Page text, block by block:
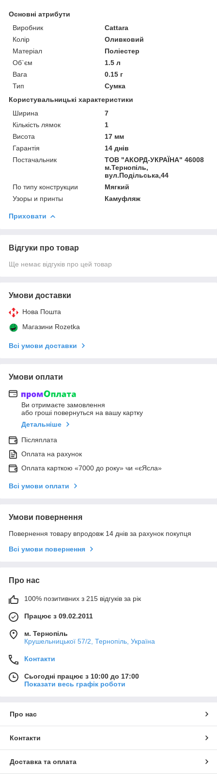
Основні атрибути
Виробник
Cattara
Колір
Оливковий
Матеріал
Поліестер
Об`єм
1.5 л
Вага
0.15 г
Тип
Сумка
Користувальницькі характеристики
Ширина
7
Кількість лямок
1
Висота
17 мм
Гарантія
14 днів
Постачальник
ТОВ "АКОРД-УКРАЇНА" 46008
м.Тернопіль,
вул.Подільська,44
По типу конструкции
Мягкий
Узоры и принты
Камуфляж
Приховати
Відгуки про товар
Ще немає відгуків про цей товар
Умови доставки
Нова Пошта
Магазини Rozetka
Всі умови доставки
Умови оплати
Ви отримаєте замовлення
або гроші повернуться на вашу картку
Детальніше
Післяплата
Оплата на рахунок
Оплата карткою «7000 до року» чи «єЯсла»
Всі умови оплати
Умови повернення
Повернення товару впродовж 14 днів за рахунок покупця
Всі умови повернення
Про нас
100% позитивних з 215 відгуків за рік
Працює з 09.02.2011
м. Тернопіль
Крушельницької 57/2, Тернопіль, Україна
Контакти
Сьогодні працює з 10:00 до 17:00
Показати весь графік роботи
Про нас
Контакти
Доставка та оплата